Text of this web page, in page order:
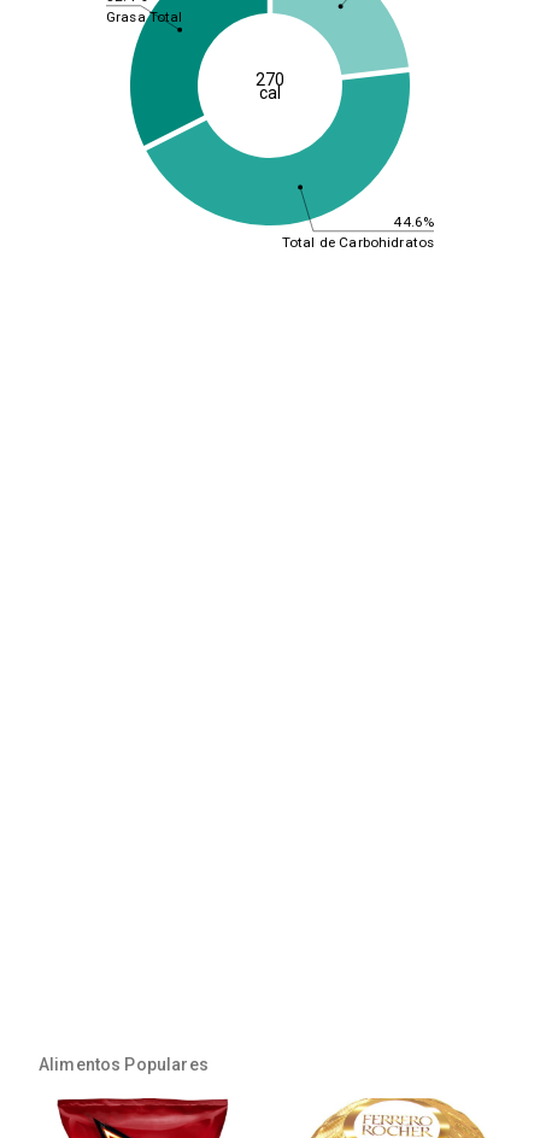
44.6%
Total de Carbohidratos
Grasa Total
270
cal
Alimentos Populares